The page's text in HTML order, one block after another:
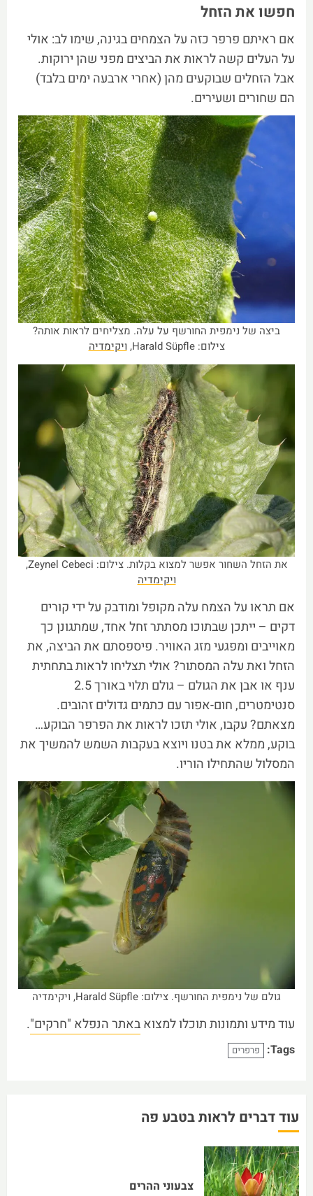
חפשו את הזחל
אם ראיתם פרפר כזה על הצמחים בגינה, שימו לב: אולי
על העלים קשה לראות את הביצים מפני שהן ירוקות.
אבל הזחלים שבוקעים מהן (אחרי ארבעה ימים בלבד)
הם שחורים ושעירים.
ביצה של נימפית החורשף על עלה. מצליחים לראות אותה?
צילום: Harald Süpfle,
ויקימדיה
את הזחל השחור אפשר למצוא בקלות. צילום: Zeynel Cebeci,
ויקימדיה
אם תראו על הצמח עלה מקופל ומודבק על ידי קורים
דקים – ייתכן שבתוכו מסתתר זחל אחד, שמתגונן כך
מאוייבים ומפגעי מזג האוויר. פיספסתם את הביצה, את
הזחל ואת עלה המסתור? אולי תצליחו לראות בתחתית
ענף או אבן את הגולם – גולם תלוי באורך 2.5
סנטימטרים, חום-אפור עם כתמים גדולים זהובים.
מצאתם? עקבו, אולי תזכו לראות את הפרפר הבוקע…
בוקע, ממלא את בטנו ויוצא בעקבות השמש להמשיך את
המסלול שהתחילו הוריו.
גולם של נימפית החורשף. צילום: Harald Süpfle, ויקימדיה
עוד מידע ותמונות תוכלו למצואבאתר הנפלא "חרקים".
Tags: פרפרים
עוד דברים לראות בטבע פה
צבעוני ההרים